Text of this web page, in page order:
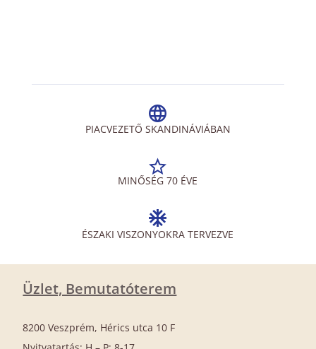
PIACVEZETŐ SKANDINÁVIÁBAN
MINŐSÉG 70 ÉVE
ÉSZAKI VISZONYOKRA TERVEZVE
Üzlet, Bemutatóterem
8200 Veszprém, Hérics utca 10 F